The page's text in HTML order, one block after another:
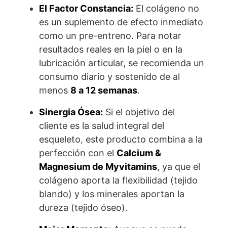
El Factor Constancia: El colágeno no
es un suplemento de efecto inmediato
como un pre-entreno. Para notar
resultados reales en la piel o en la
lubricación articular, se recomienda un
consumo diario y sostenido de al
menos 8 a 12 semanas.
Sinergia Ósea: Si el objetivo del
cliente es la salud integral del
esqueleto, este producto combina a la
perfección con el Calcium &
Magnesium de Myvitamins, ya que el
colágeno aporta la flexibilidad (tejido
blando) y los minerales aportan la
dureza (tejido óseo).